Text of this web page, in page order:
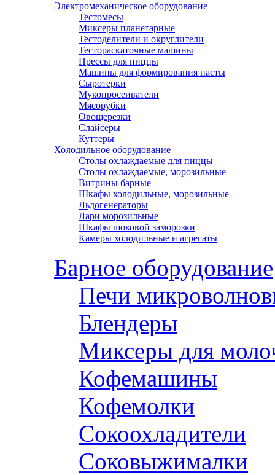
Электромеханическое оборудование
Тестомесы
Миксеры планетарные
Тестоделители и округлители
Тестораскаточные машины
Прессы для пиццы
Машины для формирования пасты
Сыротерки
Мукопросеиватели
Мясорубки
Овощерезки
Слайсеры
Куттеры
Холодильное оборудование
Столы охлаждаемые для пиццы
Столы охлаждаемые, морозильные
Витрины барные
Шкафы холодильные, морозильные
Льдогенераторы
Лари морозильные
Шкафы шоковой заморозки
Камеры холодильные и агрегаты
Барное оборудование
Печи
Блендеры
Миксеры для
Кофемашины
Кофемолки
Сокоохладители
Соковыжималки